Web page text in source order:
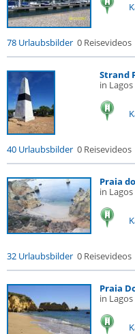
78 Urlaubsbilder 0 Reisevideos
Strand
in Lagos
40 Urlaubsbilder 0 Reisevideos
Praia
in Lagos
32 Urlaubsbilder 0 Reisevideos
Praia
in Lagos